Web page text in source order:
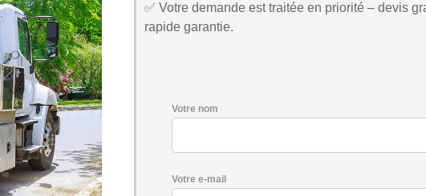
✅ Votre demande est traitée en priorité – devis
rapide garantie.
Votre nom
Votre e-mail